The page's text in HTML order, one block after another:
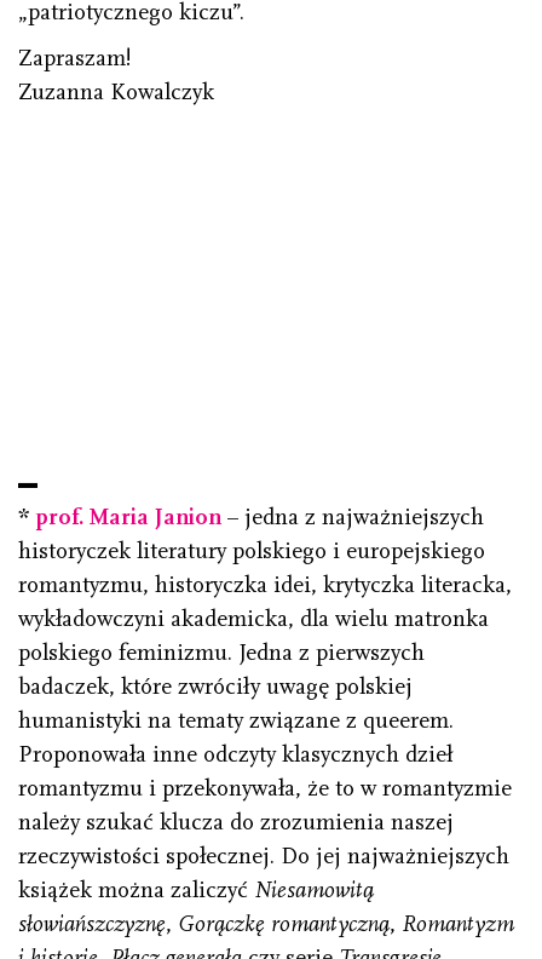
„patriotycznego kiczu”.
Zapraszam!
Zuzanna Kowalczyk
* prof. Maria Janion – jedna z najważniejszych
historyczek literatury polskiego i europejskiego
romantyzmu, historyczka idei, krytyczka literacka,
wykładowczyni akademicka, dla wielu matronka
polskiego feminizmu. Jedna z pierwszych
badaczek, które zwróciły uwagę polskiej
humanistyki na tematy związane z queerem.
Proponowała inne odczyty klasycznych dzieł
romantyzmu i przekonywała, że to w romantyzmie
należy szukać klucza do zrozumienia naszej
rzeczywistości społecznej. Do jej najważniejszych
książek można zaliczyć Niesamowitą
słowiańszczyznę, Gorączkę romantyczną, Romantyzm